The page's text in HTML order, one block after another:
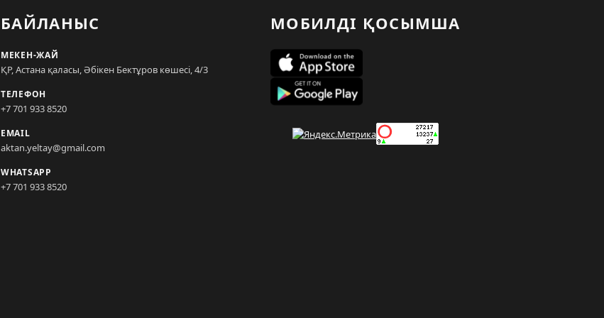
БАЙЛАНЫС
МЕКЕН-ЖАЙ
ҚР, Астана қаласы, Әбікен Бектұров көшесі, 4/3
ТЕЛЕФОН
+7 701 933 8520
EMAIL
aktan.yeltay@gmail.com
WHATSAPP
+7 701 933 8520
МОБИЛДІ ҚОСЫМША